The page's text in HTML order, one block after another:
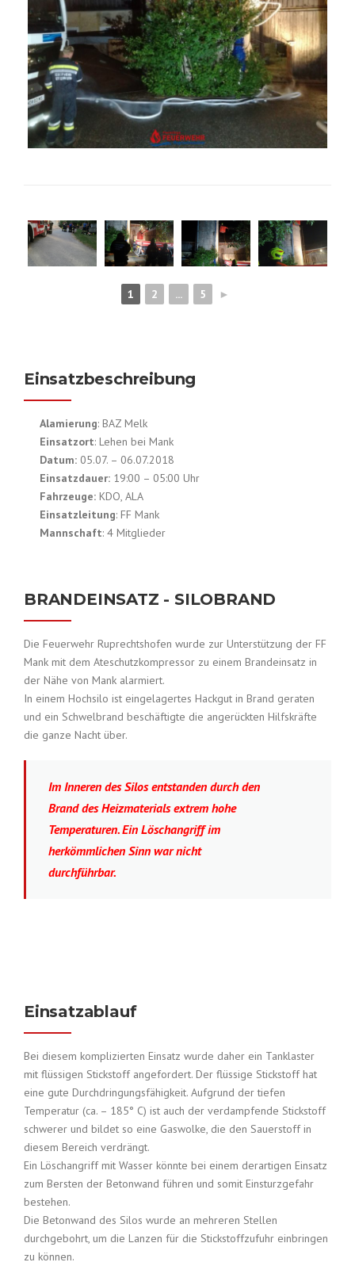
1 2 ... 5 ►
Einsatzbeschreibung
Alamierung: BAZ Melk
Einsatzort: Lehen bei Mank
Datum: 05.07. – 06.07.2018
Einsatzdauer: 19:00 – 05:00 Uhr
Fahrzeuge: KDO, ALA
Einsatzleitung: FF Mank
Mannschaft: 4 Mitglieder
BRANDEINSATZ - SILOBRAND
Die Feuerwehr Ruprechtshofen wurde zur Unterstützung der FF
Mank mit dem Ateschutzkompressor zu einem Brandeinsatz in
der Nähe von Mank alarmiert.
In einem Hochsilo ist eingelagertes Hackgut in Brand geraten
und ein Schwelbrand beschäftigte die angerückten Hilfskräfte
die ganze Nacht über.
Im Inneren des Silos entstanden durch den
Brand des Heizmaterials extrem hohe
Temperaturen. Ein Löschangriff im
herkömmlichen Sinn war nicht
durchführbar.
Einsatzablauf
Bei diesem komplizierten Einsatz wurde daher ein Tanklaster
mit flüssigen Stickstoff angefordert. Der flüssige Stickstoff hat
eine gute Durchdringungsfähigkeit. Aufgrund der tiefen
Temperatur (ca. – 185° C) ist auch der verdampfende Stickstoff
schwerer und bildet so eine Gaswolke, die den Sauerstoff in
diesem Bereich verdrängt.
Ein Löschangriff mit Wasser könnte bei einem derartigen Einsatz
zum Bersten der Betonwand führen und somit Einsturzgefahr
bestehen.
Die Betonwand des Silos wurde an mehreren Stellen
durchgebohrt, um die Lanzen für die Stickstoffzufuhr einbringen
zu können.